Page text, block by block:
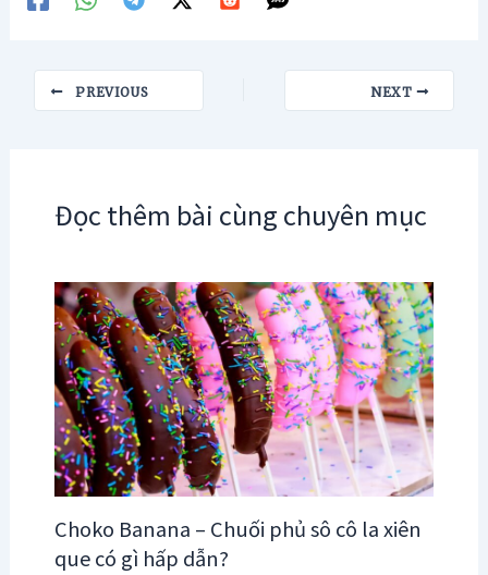
navigation
PREVIOUS NEXT
Đọc thêm bài cùng chuyên mục
Choko Banana – Chuối phủ sô cô la xiên
que có gì hấp dẫn?